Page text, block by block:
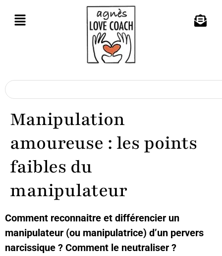
Manipulation
amoureuse : les points
faibles du
manipulateur
Comment reconnaitre et différencier un
manipulateur (ou manipulatrice) d’un pervers
narcissique ? Comment le neutraliser ?